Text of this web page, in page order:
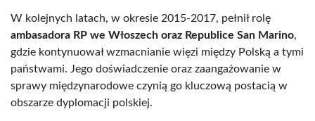
W kolejnych latach, w okresie 2015-2017, pełnił rolę
ambasadora RP we Włoszech oraz Republice San Marino,
gdzie kontynuował wzmacnianie więzi między Polską a tymi
państwami. Jego doświadczenie oraz zaangażowanie w
sprawy międzynarodowe czynią go kluczową postacią w
obszarze dyplomacji polskiej.